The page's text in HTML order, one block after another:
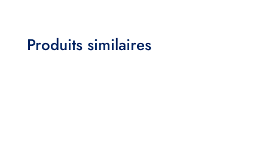
Produits similaires